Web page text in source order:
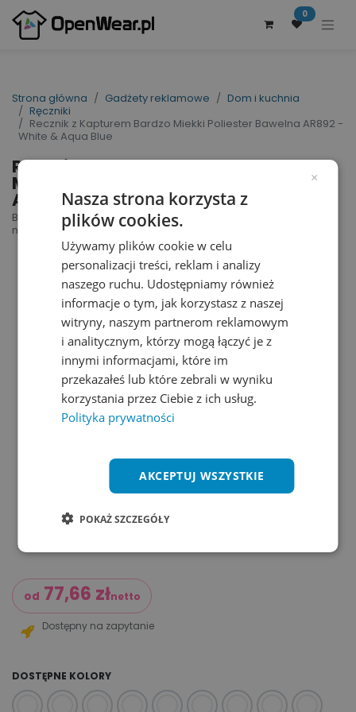
0
Strona główna Gadżety reklamowe
Dom i kuchnia
Ręczniki
Recznik z Kapturem Bardzo Miekki Poliester Bawelna AR892 -
White & Aqua Blue
Recznik z Kapturem Bardzo
Miekki Poliester Bawelna
AR892 - White & Aqua Blue
Babiezz® ALL-Over Sublimation Hooded Towel |
nr art.: AR892 | nr art. producenta: 892.50
od 77,66 złnetto
Dostępny na zapytanie
DOSTĘPNE KOLORY
×
Nasza strona korzysta z
plików cookies.
Używamy plików cookie w celu
personalizacji treści, reklam i analizy
naszego ruchu. Udostępniamy również
informacje o tym, jak korzystasz z naszej
witryny, naszym partnerom reklamowym
i analitycznym, którzy mogą łączyć je z
innymi informacjami, które im
przekazałeś lub które zebrali w wyniku
korzystania przez Ciebie z ich usług.
Polityka prywatności
AKCEPTUJ WSZYSTKIE
POKAŻ SZCZEGÓŁY